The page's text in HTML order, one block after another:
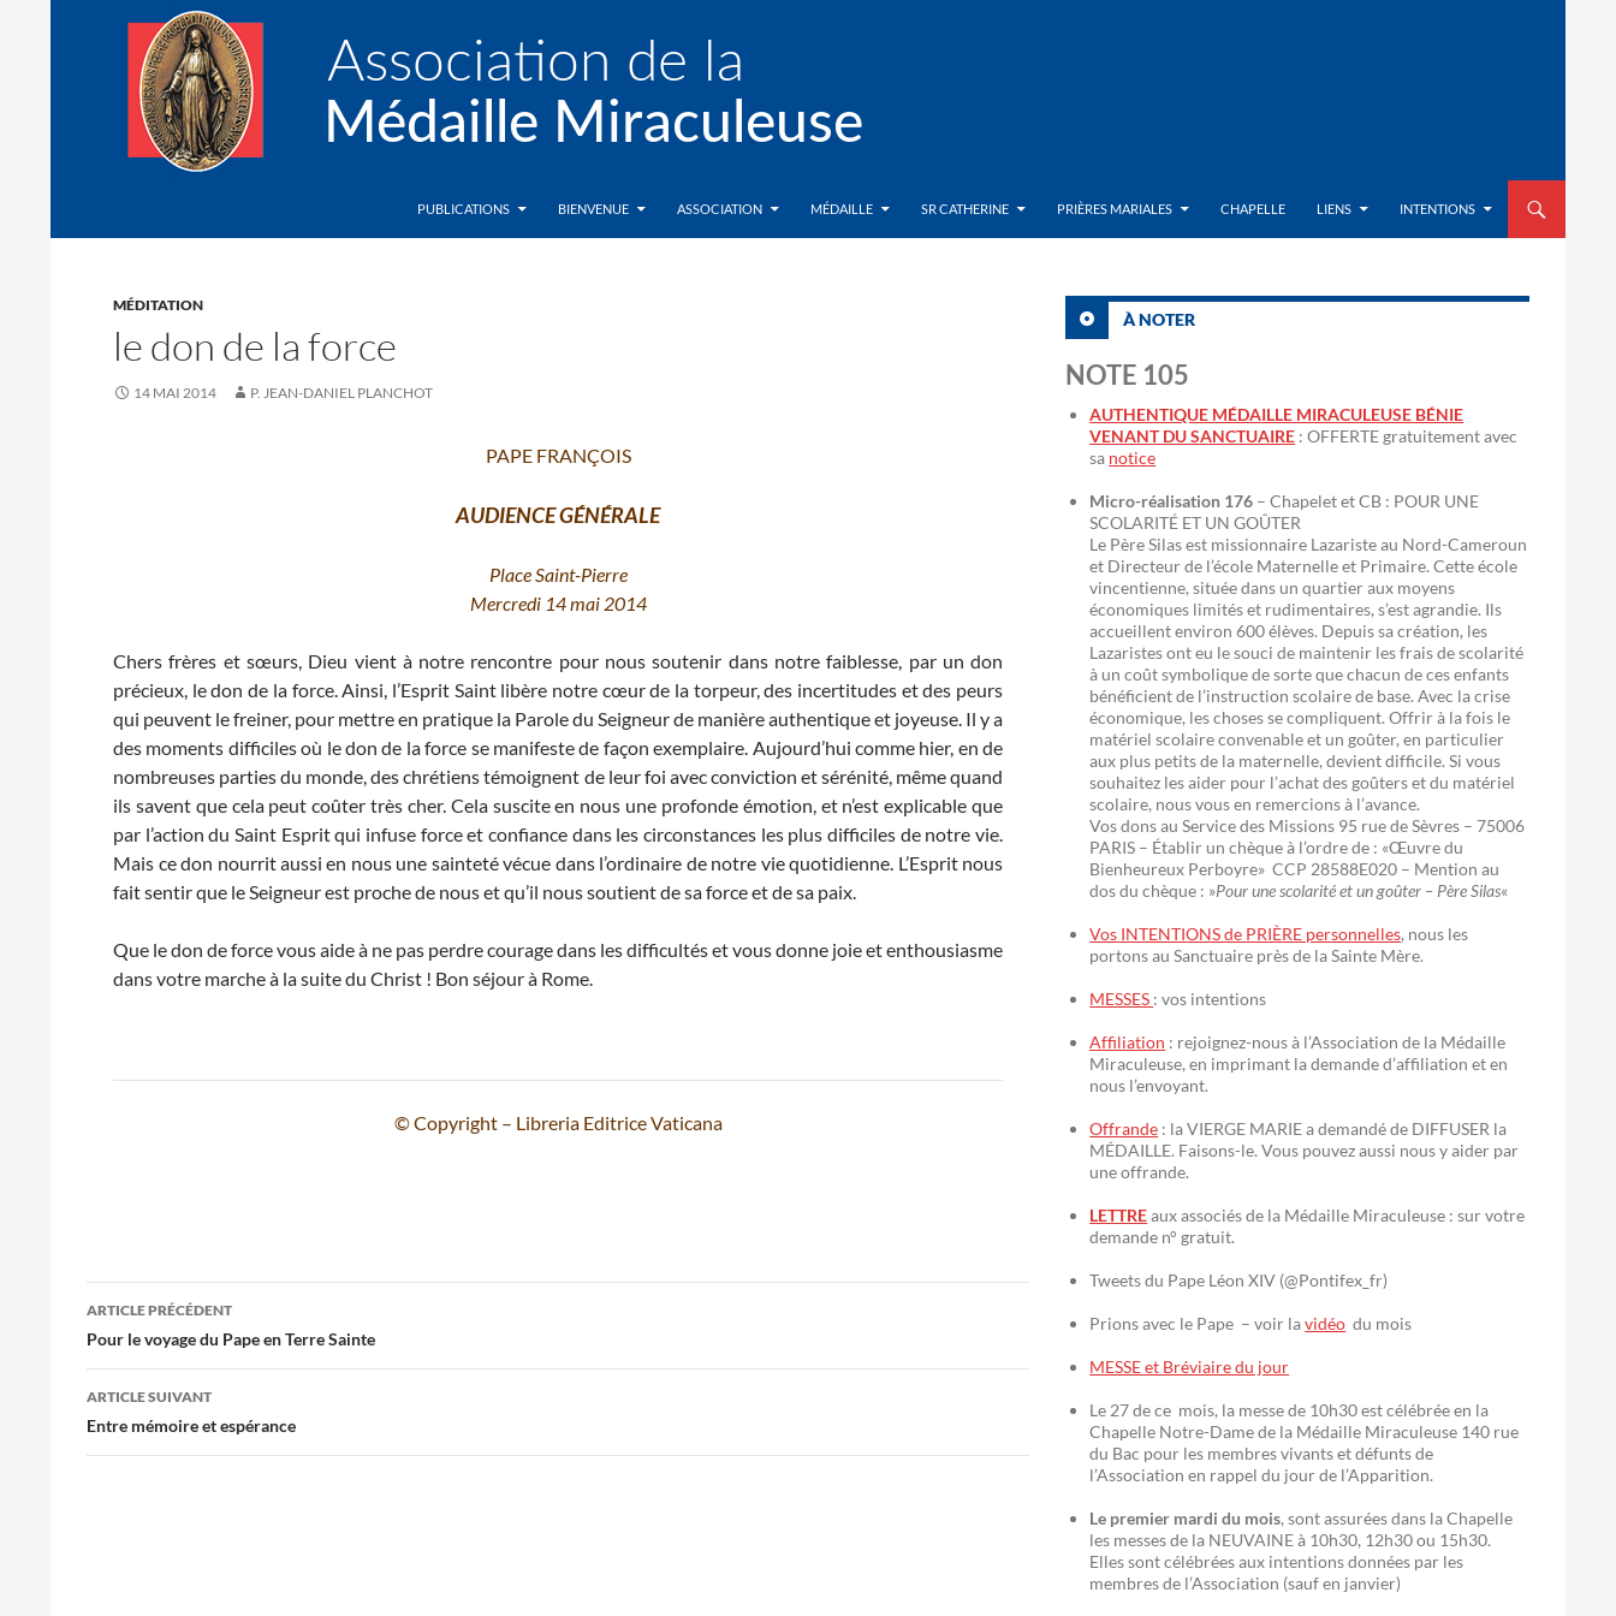
Association de la Médaille MiraculeusePUBLICATIONS
BIENVENUE ASSOCIATION MÉDAILLE SR CATHERINE PRIÈRES MARIALES CHAPELLE LIENS INTENTIONS
MÉDITATION
le don de la force
14 MAI 2014 P. JEAN-DANIEL PLANCHOT
PAPE FRANÇOIS
AUDIENCE GÉNÉRALE
Place Saint-Pierre
Mercredi 14 mai 2014
Chers frères et sœurs, Dieu vient à notre rencontre pour nous soutenir dans notre faiblesse, par un don
précieux, le don de la force. Ainsi, l’Esprit Saint libère notre cœur de la torpeur, des incertitudes et des peurs
qui peuvent le freiner, pour mettre en pratique la Parole du Seigneur de manière authentique et joyeuse. Il y a
des moments difficiles où le don de la force se manifeste de façon exemplaire. Aujourd’hui comme hier, en de
nombreuses parties du monde, des chrétiens témoignent de leur foi avec conviction et sérénité, même quand
ils savent que cela peut coûter très cher. Cela suscite en nous une profonde émotion, et n’est explicable que
par l’action du Saint Esprit qui infuse force et confiance dans les circonstances les plus difficiles de notre vie.
Mais ce don nourrit aussi en nous une sainteté vécue dans l’ordinaire de notre vie quotidienne. L’Esprit nous
fait sentir que le Seigneur est proche de nous et qu’il nous soutient de sa force et de sa paix.
Que le don de force vous aide à ne pas perdre courage dans les difficultés et vous donne joie et enthousiasme
dans votre marche à la suite du Christ ! Bon séjour à Rome.
© Copyright – Libreria Editrice Vaticana
Navigation
des
articles
ARTICLE PRÉCÉDENT
Pour le voyage du Pape en Terre Sainte
ARTICLE SUIVANT
Entre mémoire et espérance
À NOTER
NOTE 105
AUTHENTIQUE MÉDAILLE MIRACULEUSE BÉNIE
VENANT DU SANCTUAIRE : OFFERTE gratuitement avec
sa notice
Micro-réalisation 176 – Chapelet et CB : POUR UNE
SCOLARITÉ ET UN GOÛTER
Le Père Silas est missionnaire Lazariste au Nord-Cameroun
et Directeur de l’école Maternelle et Primaire. Cette école
vincentienne, située dans un quartier aux moyens
économiques limités et rudimentaires, s’est agrandie. Ils
accueillent environ 600 élèves. Depuis sa création, les
Lazaristes ont eu le souci de maintenir les frais de scolarité
à un coût symbolique de sorte que chacun de ces enfants
bénéficient de l’instruction scolaire de base. Avec la crise
économique, les choses se compliquent. Offrir à la fois le
matériel scolaire convenable et un goûter, en particulier
aux plus petits de la maternelle, devient difficile. Si vous
souhaitez les aider pour l’achat des goûters et du matériel
scolaire, nous vous en remercions à l’avance.
Vos dons au Service des Missions 95 rue de Sèvres – 75006
PARIS – Établir un chèque à l’ordre de : «Œuvre du
Bienheureux Perboyre» CCP 28588E020 – Mention au
dos du chèque : »Pour une scolarité et un goûter – Père Silas«
Vos INTENTIONS de PRIÈRE personnelles, nous les
portons au Sanctuaire près de la Sainte Mère.
MESSES : vos intentions
Affiliation : rejoignez-nous à l’Association de la Médaille
Miraculeuse, en imprimant la demande d’affiliation et en
nous l’envoyant.
Offrande : la VIERGE MARIE a demandé de DIFFUSER la
MÉDAILLE. Faisons-le. Vous pouvez aussi nous y aider par
une offrande.
LETTREaux associés de la Médaille Miraculeuse : sur votre
demande n° gratuit.
Tweets du Pape Léon XIV (@Pontifex_fr)
Prions avec le Pape – voir lavidéo du mois
MESSE et Bréviaire du jour
Le 27 de ce mois, la messe de 10h30 est célébrée en la
Chapelle Notre-Dame de la Médaille Miraculeuse 140 rue
du Bac pour les membres vivants et défunts de
l’Association en rappel du jour de l’Apparition.
Le premier mardi du mois, sont assurées dans la Chapelle
les messes de la NEUVAINE à 10h30, 12h30 ou 15h30.
Elles sont célébrées aux intentions données par les
membres de l’Association (sauf en janvier)